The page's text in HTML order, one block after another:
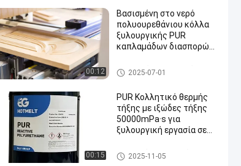
00:12
Βασισμένη στο νερό
πολυουρεθάνιου κόλλα
ξυλουργικής PUR
καπλαμάδων διασπορών
Διασπορά πολυουρεθάνιου P
UD
2025-07-01
00:15
PUR Κολλητικό θερμής
τήξης με ιξώδες τήξης
50000mPa·s για
ξυλουργική εργασία σε
λειτουργίας 120oC-
140oC και σημείο
Καυτή κόλλα λειωμένων μετ
άλλων ξυλουργικής
2025-11-05